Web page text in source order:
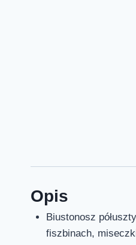
Opis
Biustonosz
fiszbinach,